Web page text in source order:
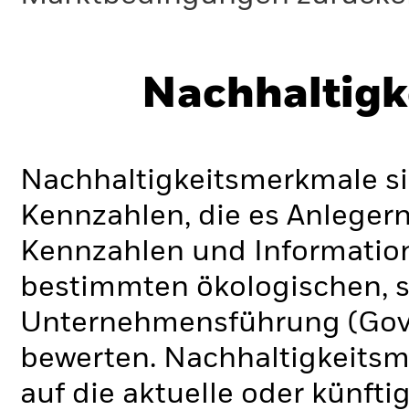
Nachhaltigkeitsmerkmale
Kennzahlen, die es
Kennzahlen und
bestimmten ökologischen,
Unternehmensführung
bewerten.
auf die aktuelle oder